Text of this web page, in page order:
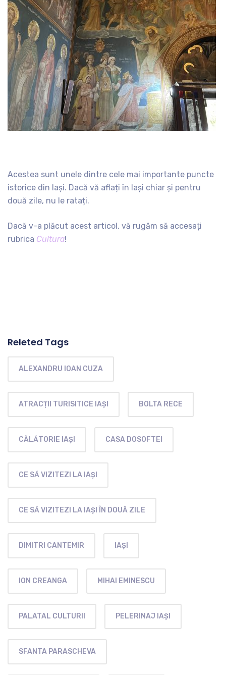
Acestea sunt unele dintre cele mai importante puncte
istorice din Iași. Dacă vă aflați în Iași chiar și pentru
două zile, nu le ratați.
Dacă v-a plăcut acest articol, vă rugăm să accesați
rubrica Cultura!
Releted Tags
ALEXANDRU IOAN CUZA
ATRACȚII TURISITICE IAȘI BOLTA RECE
CĂLĂTORIE IAȘI CASA DOSOFTEI
CE SĂ VIZITEZI LA IAȘI
CE SĂ VIZITEZI LA IAȘI ÎN DOUĂ ZILE
DIMITRI CANTEMIR IAȘI
ION CREANGA MIHAI EMINESCU
PALATAL CULTURII PELERINAJ IAȘI
SFANTA PARASCHEVA